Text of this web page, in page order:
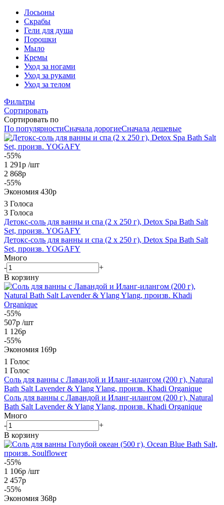
Лосьоны
Скрабы
Гели для душа
Порошки
Мыло
Кремы
Уход за ногами
Уход за руками
Уход за телом
Фильтры
Сортировать
Сортировать по
По популярностиСначала дорогиеСначала дешевые
-55%
1 291р /шт
2 868р
-55%
Экономия 430р
3 Голоса
3 Голоса
Детокс-соль для ванны и спа (2 х 250 г), Detox Spa Bath Salt
Set, произв. YOGAFY
Детокс-соль для ванны и спа (2 х 250 г), Detox Spa Bath Salt
Set, произв. YOGAFY
Много
-
+
В корзину
-55%
507р /шт
1 126р
-55%
Экономия 169р
1 Голос
1 Голос
Соль для ванны с Лавандой и Иланг-илангом (200 г), Natural
Bath Salt Lavender & Ylang Ylang, произв. Khadi Organique
Соль для ванны с Лавандой и Иланг-илангом (200 г), Natural
Bath Salt Lavender & Ylang Ylang, произв. Khadi Organique
Много
-
+
В корзину
-55%
1 106р /шт
2 457р
-55%
Экономия 368р